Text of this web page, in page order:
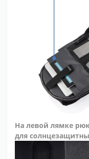
На левой лямке
для